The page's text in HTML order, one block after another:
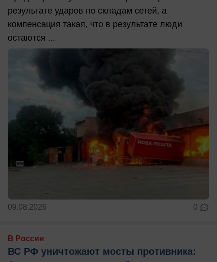
результате ударов по складам сетей, а
компенсация такая, что в результате люди
остаются ...
09.08.2026 0
В России
ВС РФ уничтожают мосты противника: